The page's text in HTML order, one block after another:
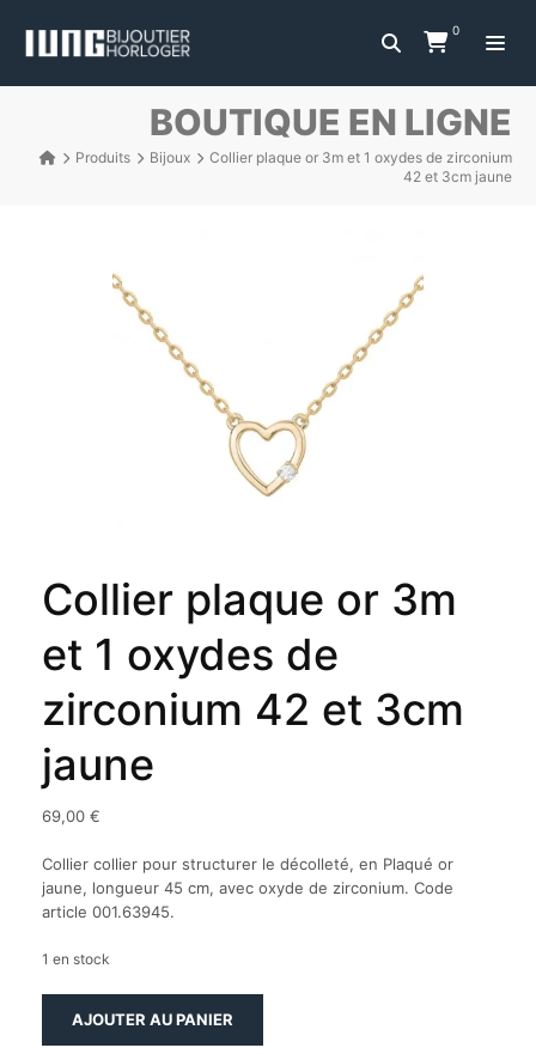
0
BOUTIQUE EN LIGNE
Produits Bijoux
Collier plaque or 3m et 1 oxydes de zirconium
42 et 3cm jaune
Collier plaque or 3m
et 1 oxydes de
zirconium 42 et 3cm
jaune
69,00 €
Collier collier pour structurer le décolleté, en Plaqué or
jaune, longueur 45 cm, avec oxyde de zirconium. Code
article 001.63945.
1 en stock
AJOUTER AU PANIER